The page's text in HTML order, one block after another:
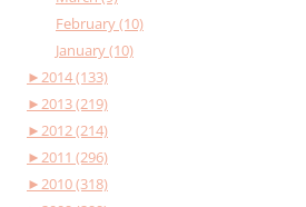
February (10)
January (10)
►2014 (133)
►2013 (219)
►2012 (214)
►2011 (296)
►2010 (318)